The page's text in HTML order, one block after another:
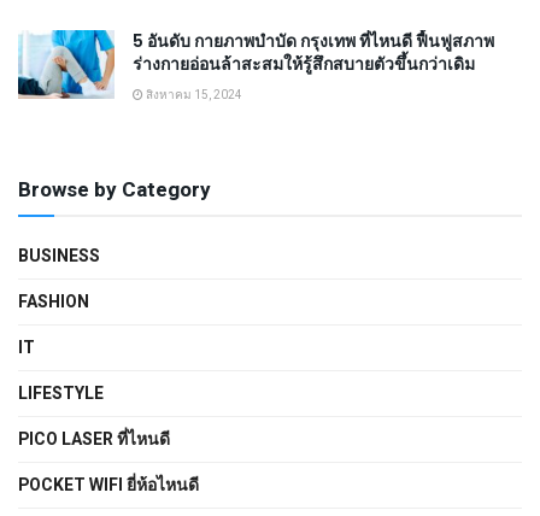
5 อันดับ กายภาพบําบัด กรุงเทพ ที่ไหนดี ฟื้นฟูสภาพ
ร่างกายอ่อนล้าสะสมให้รู้สึกสบายตัวขึ้นกว่าเดิม
สิงหาคม 15, 2024
Browse by Category
BUSINESS
FASHION
IT
LIFESTYLE
PICO LASER ที่ไหนดี
POCKET WIFI ยี่ห้อไหนดี